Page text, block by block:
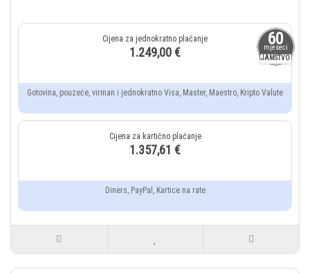
60
mjeseci
JAMSTVO
1.249,00 €
Gotovina, pouzeće, virman i jednokratno Visa, Master, Maestro, Kripto Valute
1.357,61 €
Diners, PayPal, Kartice na rate